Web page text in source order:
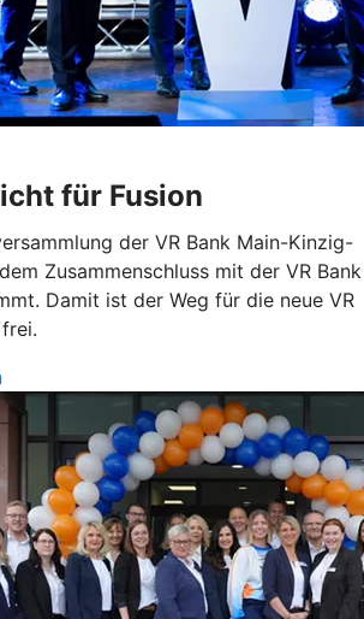
für Fusion
der VR Bank Main-Kinzig-
Zusammenschluss mit der VR Bank
Damit ist der Weg für die neue VR